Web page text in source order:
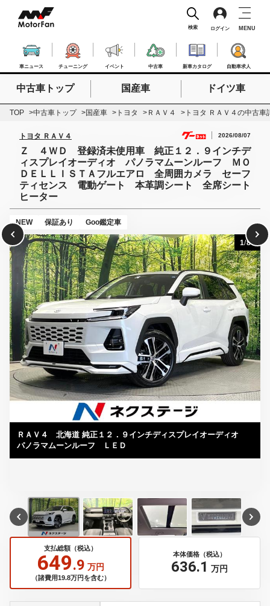
車ニュース チューニング イベント 中古車 新車カタログ 自動車求人
検索 ログイン MENU
検索したいキーワードを入力
検索
中古車トップ 国産車 ドイツ車
TOP 中古車トップ 国産車 トヨタ ＲＡＶ４ トヨタ ＲＡＶ４の中古車
トヨタ ＲＡＶ４ 2026/08/07
Ｚ ４ＷＤ 登録済未使用車 純正１２．９インチデ
ィスプレイオーディオ パノラマムーンルーフ ＭＯ
ＤＥＬＬＩＳＴＡフルエアロ 全周囲カメラ セーフ
ティセンス 電動ゲート 本革調シート 全席シート
ヒーター
NEW 保証あり Goo鑑定車
ＲＡＶ４ 北海道 純正１２．９インチディスプレイオーディオ
パノラマムーンルーフ ＬＥＤ
1/84
支払総額（税込）
649.9 万円
（諸費用19.8万円を含む）
本体価格（税込）
636.1 万円